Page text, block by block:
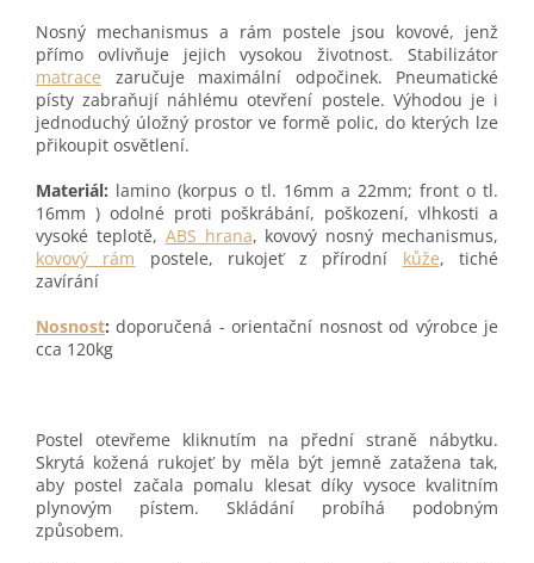
Nosný mechanismus a rám postele jsou kovové, jenž
přímo ovlivňuje jejich vysokou životnost. Stabilizátor
matrace zaručuje maximální odpočinek. Pneumatické
písty zabraňují náhlému otevření postele. Výhodou je i
jednoduchý úložný prostor ve formě polic, do kterých lze
přikoupit osvětlení.
Materiál: lamino (korpus o tl. 16mm a 22mm; front o tl.
16mm ) odolné proti poškrábání, poškození, vlhkosti a
vysoké teplotě, ABS hrana, kovový nosný mechanismus,
kovový rám postele, rukojeť z přírodní kůže, tiché
zavírání
Nosnost: doporučená - orientační nosnost od výrobce je
cca 120kg
Postel otevřeme kliknutím na přední straně nábytku.
Skrytá kožená rukojeť by měla být jemně zatažena tak,
aby postel začala pomalu klesat díky vysoce kvalitním
plynovým pístem. Skládání probíhá podobným
způsobem.